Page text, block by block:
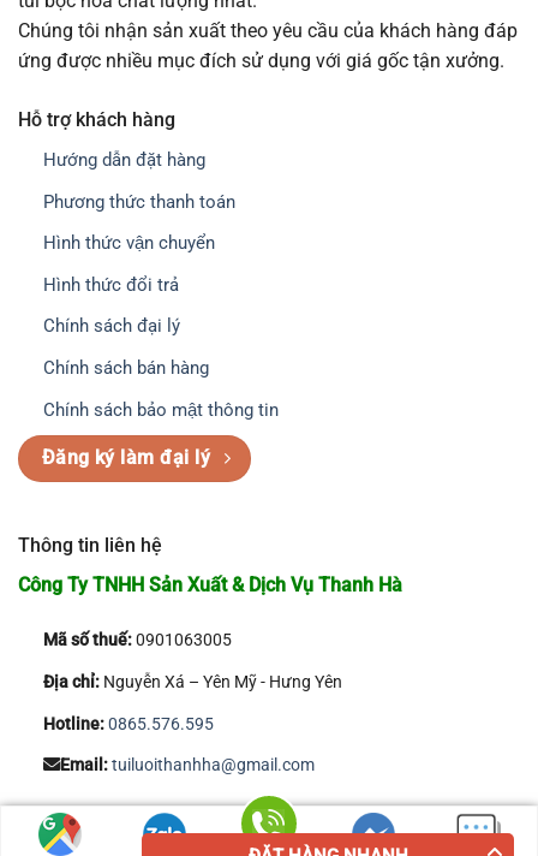
Chúng tôi nhận sản xuất theo yêu cầu của khách hàng đáp
ứng được nhiều mục đích sử dụng với giá gốc tận xưởng.
Hỗ trợ khách hàng
Hướng dẫn đặt hàng
Phương thức thanh toán
Hình thức vận chuyển
Hình thức đổi trả
Chính sách đại lý
Chính sách bán hàng
Chính sách bảo mật thông tin
Đăng ký làm đại lý
Thông tin liên hệ
Công Ty TNHH Sản Xuất & Dịch Vụ Thanh Hà
Mã số thuế:0901063005
Địa chỉ:Nguyễn Xá – Yên Mỹ - Hưng Yên
Hotline:0865.576.595
Email:tuiluoithanhha@gmail.com
Copyright 2026 © Công Ty TNHH Sản Xuất & Dịch Vụ Thanh Hà